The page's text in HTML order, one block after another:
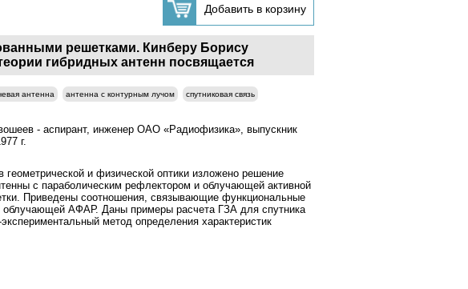
решетками. Кинберу Борису
гибридных антенн посвящается
антенна антенна с контурным лучом спутниковая связь
- аспирант, инженер ОАО «Радиофизика», выпускник
г.
и физической оптики изложено решение
с параболическим рефлектором и облучающей активной
Приведены соотношения, связывающие функциональные
облучающей АФАР. Даны примеры расчета ГЗА для спутника
метод определения характеристик